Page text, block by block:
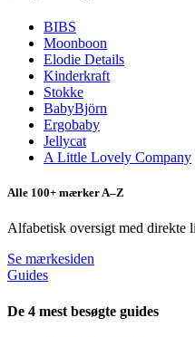
BIBS
Moonboon
Elodie Details
Kinderkraft
Stokke
BabyBjörn
Ergobaby
Jellycat
A Little Lovely Company
Alle 100+ mærker A–Z
Alfabetisk oversigt med direkte
Se mærkesiden
Guides
De 4 mest besøgte guides